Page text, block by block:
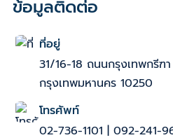
ข้อมูลติดต่อ
ที่อยู่
31/16-18 ถนนกรุงเทพกรีฑ
กรุงเทพมหานคร 10250
โทรศัพท์
02-736-1101 | 092-241-